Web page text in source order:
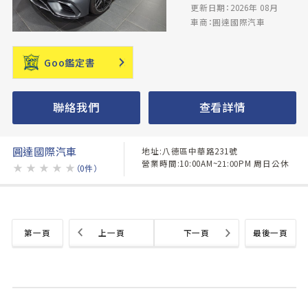
更新日期：2026年 08月
車商：圓達國際汽車
Goo鑑定書
聯絡我們 查看詳情
圓達國際汽車
★ ★ ★ ★ ★ （0件）
地址:八德區中華路231號
營業時間:10:00AM~21:00PM 周日公休
第一頁 最後一頁
上一頁 下一頁